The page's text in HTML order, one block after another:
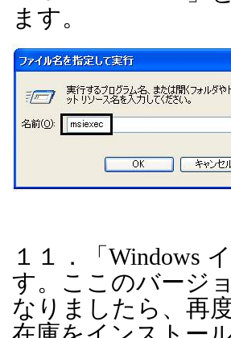
ます。
１１．「 Windows
す。ここのバージ
なりましたら、再